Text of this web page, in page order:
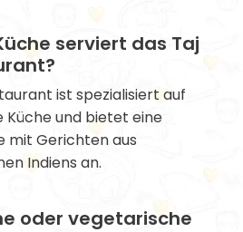
serviert das Taj
ist spezialisiert auf
und bietet eine
mit Gerichten aus
Indiens an.
oder vegetarische